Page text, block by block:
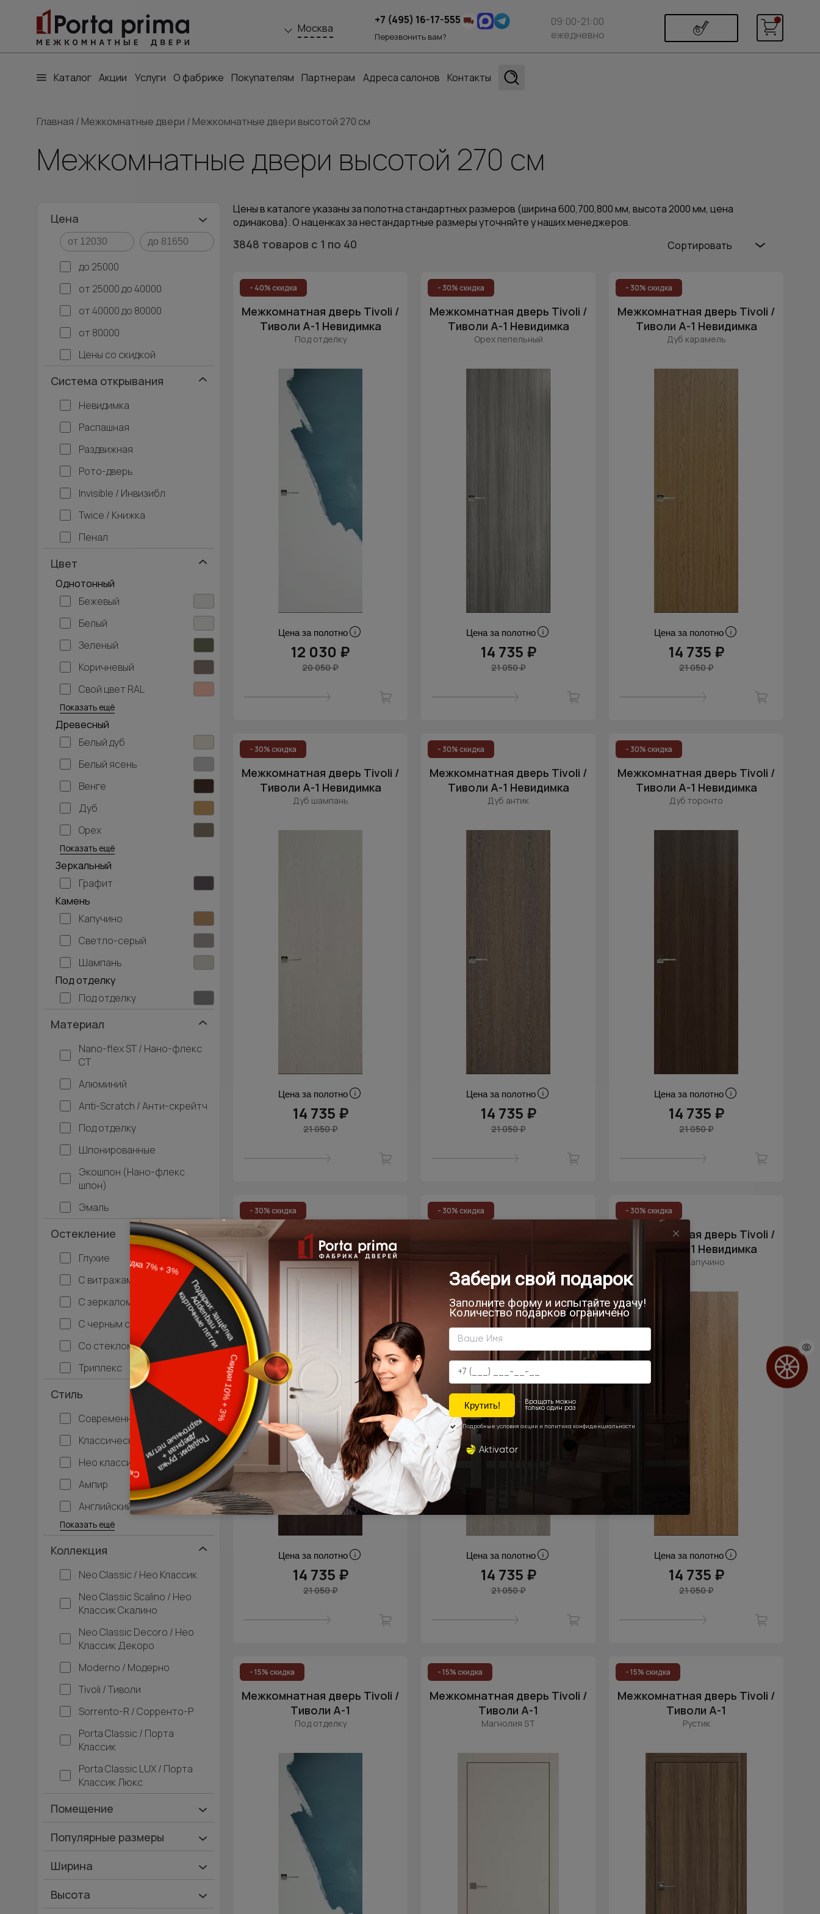
Москва
+7 (495) 16-17-555
Перезвонить вам?
09:00-21:00
ежедневно
Каталог Акции Услуги О фабрике Покупателям Партнерам Адреса салонов Контакты
Главная / Межкомнатные двери / Межкомнатные двери высотой 270 см
Межкомнатные двери высотой 270 см
Цена
до 25000
от 25000 до 40000
от 40000 до 80000
от 80000
Цены со скидкой
Система открывания
Невидимка
Распашная
Раздвижная
Рото-дверь
Invisible / Инвизибл
Twice / Книжка
Пенал
Цвет
Однотонный
Бежевый
Белый
Зеленый
Коричневый
Свой цвет RAL
Серебристый
Серый
Темно-серый
Хаки
Черный
Показать ещё
Древесный
Белый дуб
Белый ясень
Венге
Дуб
Орех
Серый дуб
Показать ещё
Зеркальный
Графит
Камень
Капучино
Светло-серый
Шампань
Под отделку
Под отделку
Материал
Nano-flex ST / Нано-флекс
СТ
Алюминий
Апti-Sсrаtсh / Анти-скрейтч
Под отделку
Шпонированные
Экошпон (Нано-флекс
шпон)
Эмаль
Остекление
Глухие
С витражами
С зеркалом
С черным стеклом
Со стеклом
Триплекс
Стиль
Современный
Классический
Нео классика
Ампир
Английский
Багетные
Барокко
Кантри
Крашенные
Лофт
Модерн
Под старину
Прованс
Скандинавский
Современная классика
Хай-тек
Показать ещё
Коллекция
Neo Classic / Нео Классик
Neo Classic Scalino / Нео
Классик Скалино
Neo Classic Decoro / Нео
Классик Декоро
Moderno / Модерно
Tivoli / Тиволи
Sorrento-R / Сорренто-Р
Porta Classic / Порта
Классик
Porta Classic LUX / Порта
Классик Люкс
Помещение
Ванная и туалет
Дача
Популярные размеры
600х2000
Ширина
Ширина 40 см
Высота
Цены в каталоге указаны за полотна стандартных размеров (ширина 600,700,800 мм, высота 2000 мм, цена
одинакова). О наценках за нестандартные размеры уточняйте у наших менеджеров.
3848 товаров с 1 по 40
Сортировать
Цена (возр.)
Cначала новинки
Cначала скидки
- 40% скидка
Межкомнатная дверь Tivoli /
Тиволи А-1 Невидимка
Под отделку
Цена за полотно
12 030 ₽
20 050 ₽
- 30% скидка
Межкомнатная дверь Tivoli /
Тиволи А-1 Невидимка
Орех пепельный
Цена за полотно
14 735 ₽
21 050 ₽
- 30% скидка
Межкомнатная дверь Tivoli /
Тиволи А-1 Невидимка
Дуб карамель
Цена за полотно
14 735 ₽
21 050 ₽
- 30% скидка
Межкомнатная дверь Tivoli /
Тиволи А-1 Невидимка
Дуб шампань
Цена за полотно
14 735 ₽
21 050 ₽
- 30% скидка
Межкомнатная дверь Tivoli /
Тиволи А-1 Невидимка
Дуб антик
Цена за полотно
14 735 ₽
21 050 ₽
- 30% скидка
Межкомнатная дверь Tivoli /
Тиволи А-1 Невидимка
Дуб торонто
Цена за полотно
14 735 ₽
21 050 ₽
- 30% скидка
Межкомнатная дверь Tivoli /
Тиволи А-1 Невидимка
Венге Нуар
Цена за полотно
14 735 ₽
21 050 ₽
- 30% скидка
Серый дуб
Цена за полотно
14 735 ₽
21 050 ₽
- 30% скидка
Межкомнатная дверь Tivoli /
Тиволи А-1 Невидимка
Дуб капучино
Цена за полотно
14 735 ₽
21 050 ₽
- 15% скидка
Межкомнатная дверь Tivoli /
Тиволи А-1
Под отделку
- 15% скидка
Межкомнатная дверь Tivoli /
Тиволи А-1
Магнолия ST
- 15% скидка
Межкомнатная дверь Tivoli /
Тиволи А-1
Рустик